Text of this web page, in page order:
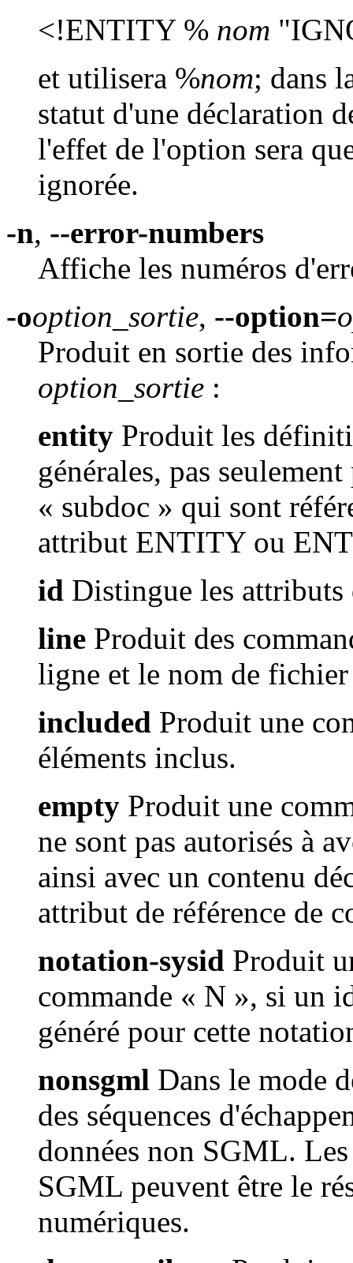
<!ENTITY % nom
et utilisera %nom; dans
statut d'une déclaration
l'effet de l'option sera
ignorée.
-n, --error-numbers
Affiche les numéros
-ooption_sortie, --option=
Produit en sortie des
option_sortie :
entity Produit les
générales, pas
« subdoc » qui sont
attribut ENTITY ou
id Distingue les
line Produit des
ligne et le nom de
included Produit une
éléments inclus.
empty Produit une
ne sont pas autorisés à
ainsi avec un contenu
attribut de référence de
notation-sysid Produit
commande « N », si un
généré pour cette
nonsgml Dans le mode
des séquences
données non SGML.
SGML peuvent être le
numériques.